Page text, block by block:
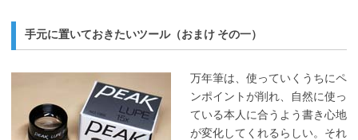
手元に置いておきたいツール（おまけ その一）
万年筆は、使っていくうちにペ
ンポイントが削れ、自然に使っ
ている本人に合うよう書き心地
が変化してくれるらしい。それ